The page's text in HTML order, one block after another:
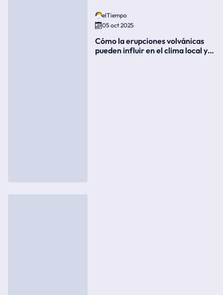
elTiempo
05 oct 2025
Cómo la erupciones volvánicas
pueden influir en el clima local y